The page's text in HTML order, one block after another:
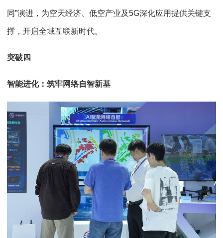
同”演进，为空天经济、低空产业及5G深化应用提供关键支
撑，开启全域互联新时代。
突破四
智能进化：筑牢网络自智新基